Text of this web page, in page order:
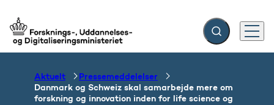
Gå til forsiden Fold søgefelt ud
Menu
Aktuelt
Pressemeddelelser
Danmark og Schweiz skal samarbejde mere om
forskning og innovation inden for life science og